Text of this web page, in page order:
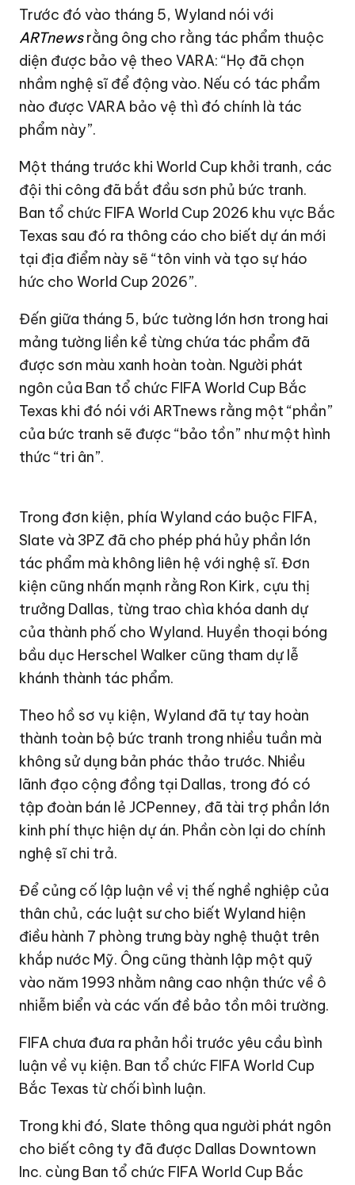
Trước đó vào tháng 5, Wyland nói với
ARTnewsrằng ông cho rằng tác phẩm thuộc
diện được bảo vệ theo VARA: “Họ đã chọn
nhầm nghệ sĩ để động vào. Nếu có tác phẩm
nào được VARA bảo vệ thì đó chính là tác
phẩm này”.
Một tháng trước khi World Cup khởi tranh, các
đội thi công đã bắt đầu sơn phủ bức tranh.
Ban tổ chức FIFA World Cup 2026 khu vực Bắc
Texas sau đó ra thông cáo cho biết dự án mới
tại địa điểm này sẽ “tôn vinh và tạo sự háo
hức cho World Cup 2026”.
Đến giữa tháng 5, bức tường lớn hơn trong hai
mảng tường liền kề từng chứa tác phẩm đã
được sơn màu xanh hoàn toàn. Người phát
ngôn của Ban tổ chức FIFA World Cup Bắc
Texas khi đó nói với ARTnews rằng một “phần”
của bức tranh sẽ được “bảo tồn” như một hình
thức “tri ân”.
Trong đơn kiện, phía Wyland cáo buộc FIFA,
Slate và 3PZ đã cho phép phá hủy phần lớn
tác phẩm mà không liên hệ với nghệ sĩ. Đơn
kiện cũng nhấn mạnh rằng Ron Kirk, cựu thị
trưởng Dallas, từng trao chìa khóa danh dự
của thành phố cho Wyland. Huyền thoại bóng
bầu dục Herschel Walker cũng tham dự lễ
khánh thành tác phẩm.
Theo hồ sơ vụ kiện, Wyland đã tự tay hoàn
thành toàn bộ bức tranh trong nhiều tuần mà
không sử dụng bản phác thảo trước. Nhiều
lãnh đạo cộng đồng tại Dallas, trong đó có
tập đoàn bán lẻ JCPenney, đã tài trợ phần lớn
kinh phí thực hiện dự án. Phần còn lại do chính
nghệ sĩ chi trả.
Để củng cố lập luận về vị thế nghề nghiệp của
thân chủ, các luật sư cho biết Wyland hiện
điều hành 7 phòng trưng bày nghệ thuật trên
khắp nước Mỹ. Ông cũng thành lập một quỹ
vào năm 1993 nhằm nâng cao nhận thức về ô
nhiễm biển và các vấn đề bảo tồn môi trường.
FIFA chưa đưa ra phản hồi trước yêu cầu bình
luận về vụ kiện. Ban tổ chức FIFA World Cup
Bắc Texas từ chối bình luận.
Trong khi đó, Slate thông qua người phát ngôn
cho biết công ty đã được Dallas Downtown
Inc. cùng Ban tổ chức FIFA World Cup Bắc